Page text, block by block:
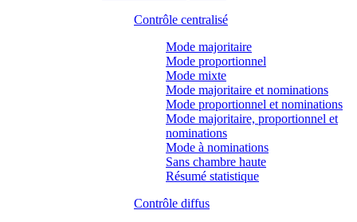
Contrôle centralisé
Mode majoritaire
Mode proportionnel
Mode mixte
Mode majoritaire et nominations
Mode proportionnel et nominations
Mode majoritaire, proportionnel et
nominations
Mode à nominations
Sans chambre haute
Résumé statistique
Contrôle diffus